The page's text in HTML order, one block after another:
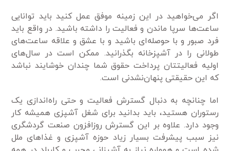
اگر می‌خواهید در این زمینه موفق عمل کنید باید توانایی
ساعت‌ها سرپا ماندن و فعالیت را داشته باشید. در واقع باید
فرد صبور و با حوصله‌ای باشید و با عشق و علاقه ساعت‌های
طولانی را در آشپزخانه بگذرانید. ممکن است در سال‌های
اولیه فعالیتتان پرداخت حقوق شما چندان خوشایند نباشد
که این حقیقتی پنهان‌نشدنی است.
اما چنانچه به دنبال گسترش فعالیت و حتی راه‌اندازی یک
رستوران هستید، باید بدانید برای شغل آشپزی همیشه کار
وجود دارد. علاوه بر این گسترش روزافزون صنعت گردشگری
نیز سبب پیشرفت بسیار زیاد حوزه آشپزی و غذا‌های ملل